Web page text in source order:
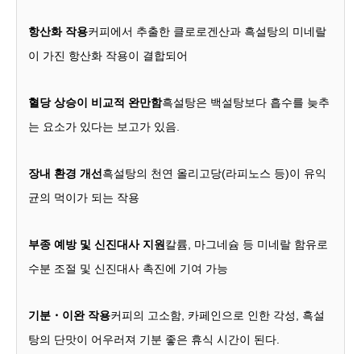
항산화 작용커피에서 추출한 클로로겐산과 흑설탕의 미네랄
이 가진 항산화 작용이 결합되어
혈당 상승이 비교적 완만함흑설탕은 백설탕보다 흡수를 늦추
는 요소가 있다는 보고가 있음.
장내 환경 개선 흑설탕의 천연 올리고당(라피노스 등)이 유익
균의 먹이가 되는 작용
부종 예방 및 신진대사 지원 칼륨, 마그네슘 등 미네랄 함유로
수분 조절 및 신진대사 촉진에 기여 가능
기분・이완 작용커피의 고소함, 카페인으로 인한 각성, 흑설
탕의 단맛이 어우러져 기분 좋은 휴식 시간이 된다.